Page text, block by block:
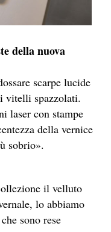
della nuova
scarpe lucide
vitelli spazzolati.
laser con stampe
della vernice
sobrio».
il velluto
lo abbiamo
sono rese